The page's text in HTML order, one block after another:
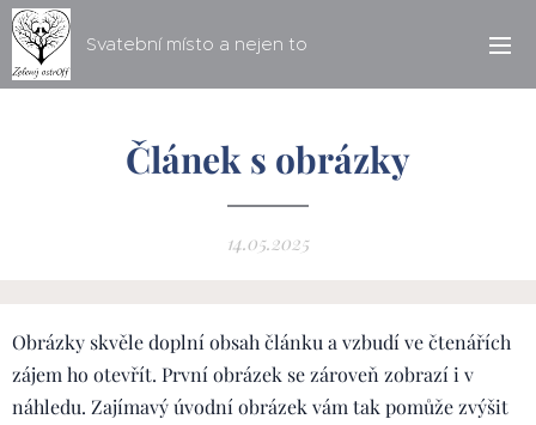
Svatební místo a nejen to
Článek s obrázky
14.05.2025
Obrázky skvěle doplní obsah článku a vzbudí ve čtenářích
zájem ho otevřít. První obrázek se zároveň zobrazí i v
náhledu. Zajímavý úvodní obrázek vám tak pomůže zvýšit